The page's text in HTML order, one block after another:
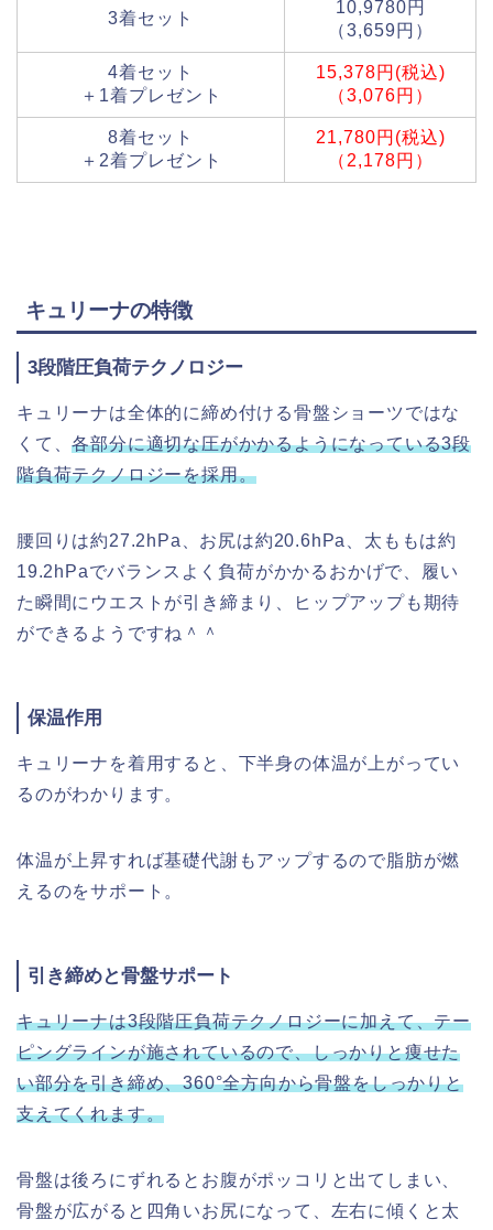
3着セット
10,9780円
（3,659円）
4着セット
＋1着プレゼント
15,378円(税込)
（3,076円）
8着セット
＋2着プレゼント
21,780円(税込)
（2,178円）
キュリーナの特徴
3段階圧負荷テクノロジー
キュリーナは全体的に締め付ける骨盤ショーツではな
くて、各部分に適切な圧がかかるようになっている3段
階負荷テクノロジーを採用。
腰回りは約27.2hPa、お尻は約20.6hPa、太ももは約
19.2hPaでバランスよく負荷がかかるおかげで、履い
た瞬間にウエストが引き締まり、ヒップアップも期待
ができるようですね＾＾
保温作用
キュリーナを着用すると、下半身の体温が上がってい
るのがわかります。
体温が上昇すれば基礎代謝もアップするので脂肪が燃
えるのをサポート。
引き締めと骨盤サポート
キュリーナは3段階圧負荷テクノロジーに加えて、テー
ピングラインが施されているので、しっかりと痩せた
い部分を引き締め、360°全方向から骨盤をしっかりと
支えてくれます。
骨盤は後ろにずれるとお腹がポッコリと出てしまい、
骨盤が広がると四角いお尻になって、左右に傾くと太